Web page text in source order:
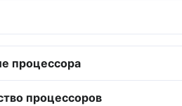
процессора
процессоров